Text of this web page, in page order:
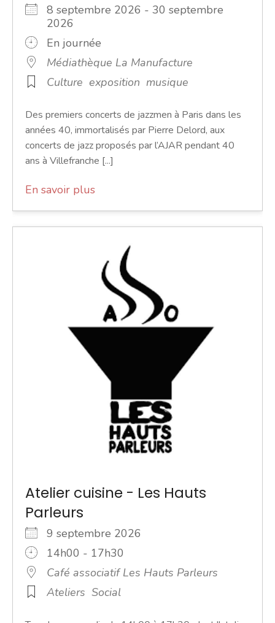
8 septembre 2026 - 30 septembre
2026
En journée
Médiathèque La Manufacture
Culture exposition musique
Des premiers concerts de jazzmen à Paris dans les
années 40, immortalisés par Pierre Delord, aux
concerts de jazz proposés par l’AJAR pendant 40
ans à Villefranche [...]
En savoir plus
Atelier cuisine - Les Hauts
Parleurs
9 septembre 2026
14h00 - 17h30
Café associatif Les Hauts Parleurs
Ateliers Social